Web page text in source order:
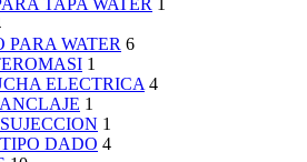
WATER 6
1
ELECTRICA 4
1
1
DADO 4